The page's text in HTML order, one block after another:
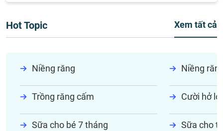
Hot Topic Xem tất cả
Niềng răng Niềng
Trồng răng cấm Cười hở lợi
Sữa cho bé 7 tháng Sữa cho